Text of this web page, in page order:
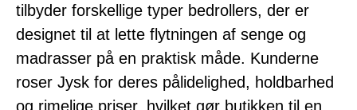
tilbyder forskellige typer bedrollers, der er
designet til at lette flytningen af senge og
madrasser på en praktisk måde. Kunderne
roser Jysk for deres pålidelighed, holdbarhed
og rimelige priser, hvilket gør butikken til en